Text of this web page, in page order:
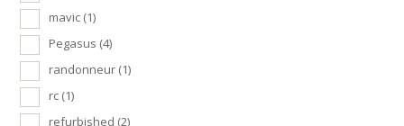
mavic (1)
Pegasus (4)
randonneur (1)
rc (1)
refurbished (2)